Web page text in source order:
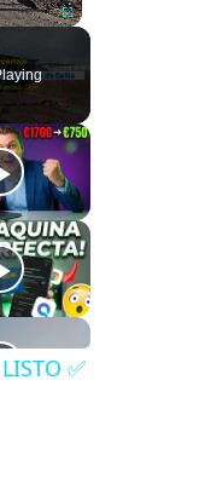
Fullscreen
✅